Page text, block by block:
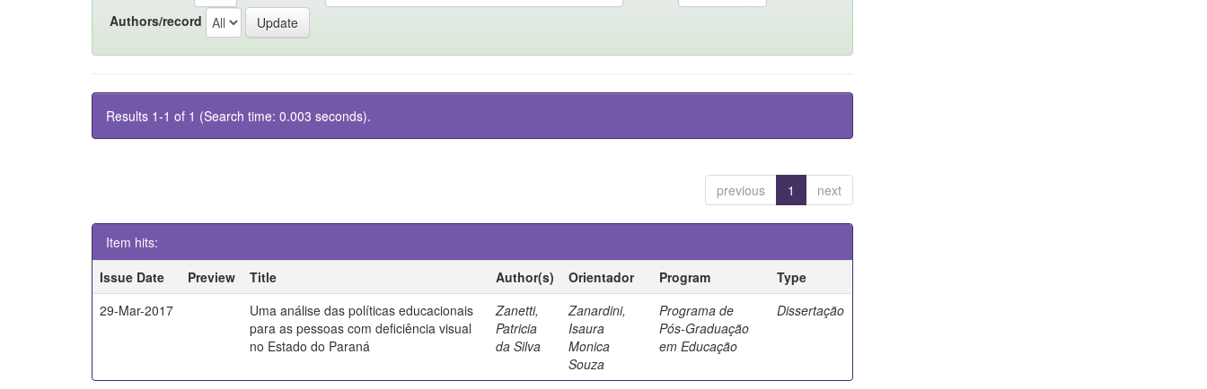
Authors/record
Results 1-1 of 1 (Search time: 0.003 seconds).
previous 1 next
Item hits:
Issue Date
Preview Title Author(s) Orientador Program
Type
29-Mar-2017
Uma análise das políticas educacionais
para as pessoas com deficiência visual
no Estado do Paraná
Zanetti,
Patricia
da Silva
Zanardini,
Isaura
Monica
Souza
Programa de
Pós-Graduação
em Educação
Dissertação